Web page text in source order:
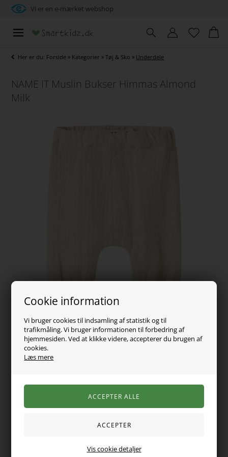
Cookie information
Vi bruger cookies til indsamling af statistik og til
trafikmåling. Vi bruger informationen til forbedring af
hjemmesiden. Ved at klikke videre, accepterer du brugen af
cookies.
Læs mere
Vis cookie detaljer
Vi er en e-mærket webshop
Her er du: Forside » Kategorier »Tøj & Sko » Underdele
NAME IT Muslin Bukser Himmas Almond
Milk
Vælg Størrelse